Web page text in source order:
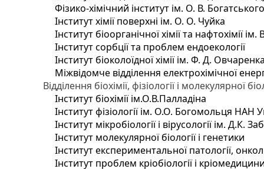
Фізико-хімічний інститут ім. О. В.
Інститут хімії поверхні ім. О. О. Чуйка
Інститут біоорганічної хімії та нафтохімії
Інститут сорбції та проблем ендоекології
Інститут біоколоїдної хімії ім. Ф. Д.
Міжвідомче відділення електрохімічної
Відділення біохімії, фізіології і молекулярної
Інститут біохімії ім.О.В.Палладіна
Інститут фізіології ім. О.О. Богомольця НАН
Інститут мікробіології і вірусології ім. Д.К.
Інститут молекулярної біології і генетики
Інститут експериментальної патології,
Інститут проблем кріобіології і